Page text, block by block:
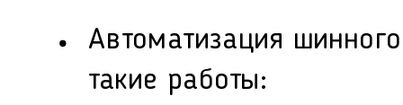
Автоматизация
такие работы: